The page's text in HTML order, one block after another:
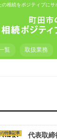
の相続をポジティブにサ
覧 取扱業務
特集記事
代表取締